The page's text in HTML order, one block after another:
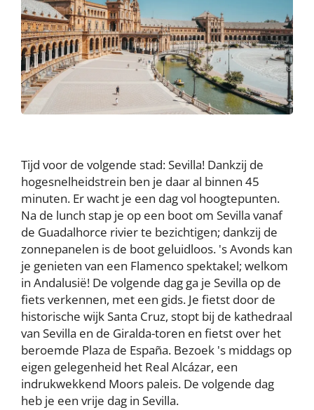
Tijd voor de volgende stad: Sevilla! Dankzij de
hogesnelheidstrein ben je daar al binnen 45
minuten. Er wacht je een dag vol hoogtepunten.
Na de lunch stap je op een boot om Sevilla vanaf
de Guadalhorce rivier te bezichtigen; dankzij de
zonnepanelen is de boot geluidloos. 's Avonds kan
je genieten van een Flamenco spektakel; welkom
in Andalusië! De volgende dag ga je Sevilla op de
fiets verkennen, met een gids. Je fietst door de
historische wijk Santa Cruz, stopt bij de kathedraal
van Sevilla en de Giralda-toren en fietst over het
beroemde Plaza de España. Bezoek 's middags op
eigen gelegenheid het Real Alcázar, een
indrukwekkend Moors paleis. De volgende dag
heb je een vrije dag in Sevilla.